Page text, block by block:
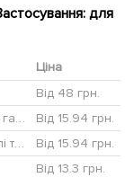
для
Ціна
Від 48 грн.
Інсекто-фунго-стимулятор "Рятувальник хвої і газону" ТМ "Белреахім" 15мл
Від 15.94 грн.
Інсекто-фунго-стимулятор "Рятувальник цибулі та часнику" ТМ "Белреахім" 15мл
Від 15.94 грн.
Від 13.3 грн.